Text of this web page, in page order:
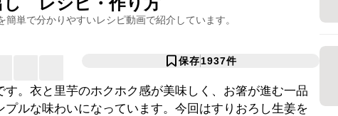
簡単で分かりやすいレシピ動画で紹介しています。
保存1937件
。衣と里芋のホクホク感が美味しく、お箸が進む一品
ルな味わいになっています。今回はすりおろし生姜を